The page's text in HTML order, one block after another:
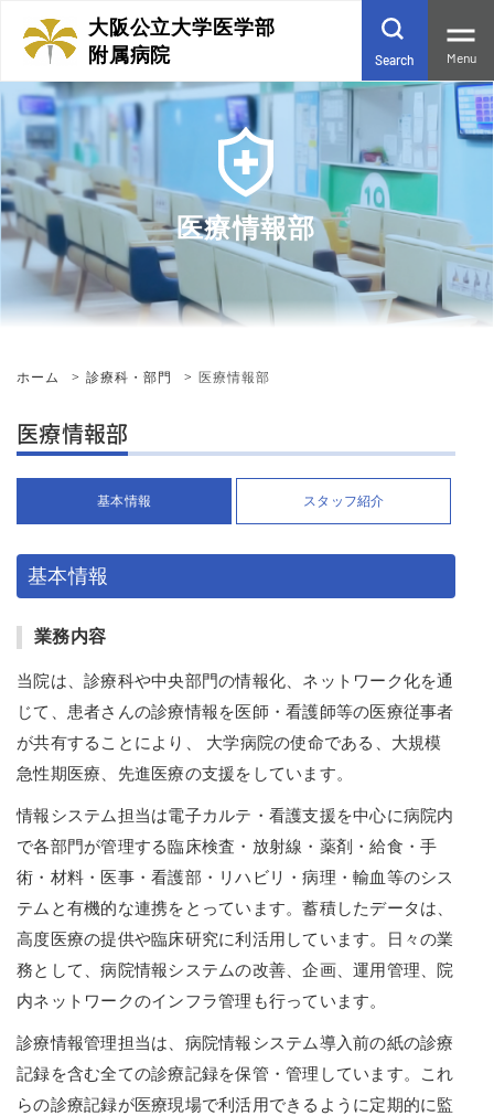
大阪公立大学医学部
附属病院
Search Menu
医療情報部
ホーム 診療科・部門 医療情報部
医療情報部
基本情報 スタッフ紹介
基本情報
業務内容
当院は、診療科や中央部門の情報化、ネットワーク化を通
じて、患者さんの診療情報を医師・看護師等の医療従事者
が共有することにより、 大学病院の使命である、大規模
急性期医療、先進医療の支援をしています。
情報システム担当は電子カルテ・看護支援を中心に病院内
で各部門が管理する臨床検査・放射線・薬剤・給食・手
術・材料・医事・看護部・リハビリ・病理・輸血等のシス
テムと有機的な連携をとっています。蓄積したデータは、
高度医療の提供や臨床研究に利活用しています。日々の業
務として、病院情報システムの改善、企画、運用管理、院
内ネットワークのインフラ管理も行っています。
診療情報管理担当は、病院情報システム導入前の紙の診療
記録を含む全ての診療記録を保管・管理しています。これ
らの診療記録が医療現場で利活用できるように定期的に監